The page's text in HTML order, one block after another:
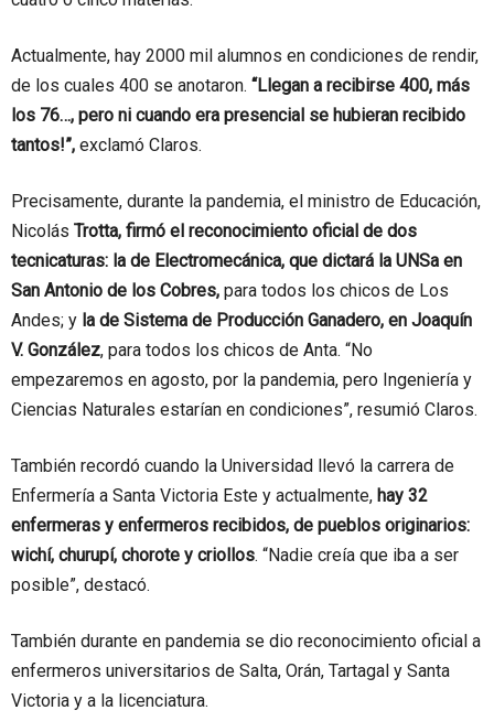
Actualmente, hay 2000 mil alumnos en condiciones de rendir,
de los cuales 400 se anotaron. “Llegan a recibirse 400, más
los 76…, pero ni cuando era presencial se hubieran recibido
tantos!”, exclamó Claros.
Precisamente, durante la pandemia, el ministro de Educación,
Nicolás Trotta, firmó el reconocimiento oficial de dos
tecnicaturas: la de Electromecánica, que dictará la UNSa en
San Antonio de los Cobres, para todos los chicos de Los
Andes; y la de Sistema de Producción Ganadero, en Joaquín
V. González, para todos los chicos de Anta. “No
empezaremos en agosto, por la pandemia, pero Ingeniería y
Ciencias Naturales estarían en condiciones”, resumió Claros.
También recordó cuando la Universidad llevó la carrera de
Enfermería a Santa Victoria Este y actualmente, hay 32
enfermeras y enfermeros recibidos, de pueblos originarios:
wichí, churupí, chorote y criollos. “Nadie creía que iba a ser
posible”, destacó.
También durante en pandemia se dio reconocimiento oficial a
enfermeros universitarios de Salta, Orán, Tartagal y Santa
Victoria y a la licenciatura.